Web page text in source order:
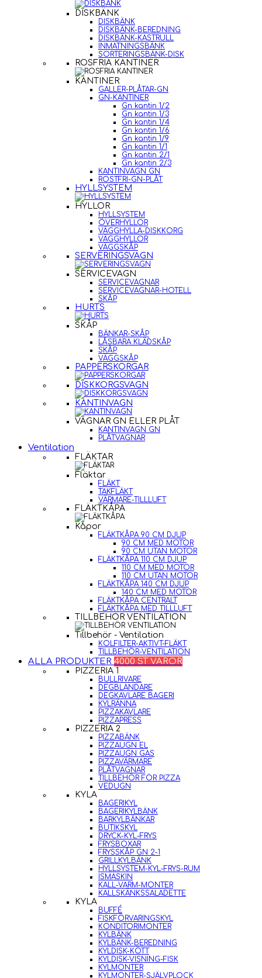
DISKBÄNK
DISKBÄNK
DISKBÄNK-BEREDNING
DISKBÄNK-KASTRULL
INMATNINGSBÄNK
SORTERINGSBÄNK-DISK
ROSFRIA KANTINER
KANTINER
GALLER-PLÅTAR-GN
GN-KANTINER
Gn kantin 1/2
Gn kantin 1/3
Gn kantin 1/4
Gn kantin 1/6
Gn kantin 1/9
Gn kantin 1/1
Gn kantin 2/1
Gn kantin 2/3
KANTINVAGN GN
ROSTFRI-GN-PLÅT
HYLLSYSTEM
HYLLOR
HYLLSYSTEM
ÖVERHYLLOR
VÄGGHYLLA-DISKKORG
VÄGGHYLLOR
VÄGGSKÅP
SERVERINGSVAGN
SERVICEVAGN
SERVICEVAGNAR
SERVICEVAGNAR-HOTELL
SKÅP
HURTS
SKÅP
BÄNKAR-SKÅP
LÅSBARA KLÄDSKÅP
SKÅP
VÄGGSKÅP
PAPPERSKORGAR
DISKKORGSVAGN
KANTINVAGN
VAGNAR GN ELLER PLÅT
KANTINVAGN GN
PLÅTVAGNAR
Ventilation
FLÄKTAR
Fläktar
FLÄKT
TAKFLÄKT
VÄRMARE-TILLLUFT
FLÄKTKÅPA
Kåpor
FLÄKTKÅPA 90 CM DJUP
90 CM MED MOTOR
90 CM UTAN MOTOR
FLÄKTKÅPA 110 CM DJUP
110 CM MED MOTOR
110 CM UTAN MOTOR
FLÄKTKÅPA 140 CM DJUP
140 CM MED MOTOR
FLÄKTKÅPA CENTRALT
FLÄKTKÅPA MED TILLLUFT
TILLBEHÖR VENTILATION
Tillbehör - Ventilation
KOLFILTER-AKTIVT-FLÄKT
TILLBEHÖR-VENTILATION
ALLA PRODUKTER 4000 ST VAROR
PIZZERIA 1
BULLRIVARE
DEGBLANDARE
DEGKAVLARE BAGERI
KYLRÄNNA
PIZZAKAVLARE
PIZZAPRESS
PIZZERIA 2
PIZZABÄNK
PIZZAUGN EL
PIZZAUGN GAS
PIZZAVÄRMARE
PLÅTVAGNAR
TILLBEHÖR FÖR PIZZA
VEDUGN
KYLA
BAGERIKYL
BAGERIKYLBÄNK
BARKYLBÄNKAR
BUTIKSKYL
DRYCK-KYL-FRYS
FRYSBOXAR
FRYSSKÅP GN 2-1
GRILLKYLBÄNK
HYLLSYSTEM-KYL-FRYS-RUM
ISMASKIN
KALL-VARM-MONTER
KALLSKÄNKSSALADETTE
KYLA
BUFFÉ
FISKFÖRVARINGSKYL
KONDITORIMONTER
KYLBÄNK
KYLBÄNK-BEREDNING
KYLDISK-KÖTT
KYLDISK-VISNING-FISK
KYLMONTER
KYLMONTER-SJÄLVPLOCK